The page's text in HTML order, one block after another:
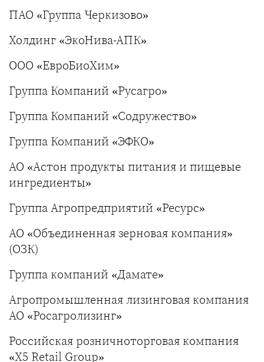
ПАО «Группа Черкизово»
Холдинг «ЭкоНива-АПК»
ООО «ЕвроБиоХим»
Группа Компаний «Русагро»
Группа Компаний «Содружество»
Группа Компаний «ЭФКО»
АО «Астон продукты питания и пищевые
ингредиенты»
Группа Агропредприятий «Ресурс»
АО «Объединенная зерновая компания»
(ОЗК)
Группа компаний «Дамате»
Агропромышленная лизинговая компания
АО «Росагролизинг»
Российская розничноторговая компания
«X5 Retail Group»